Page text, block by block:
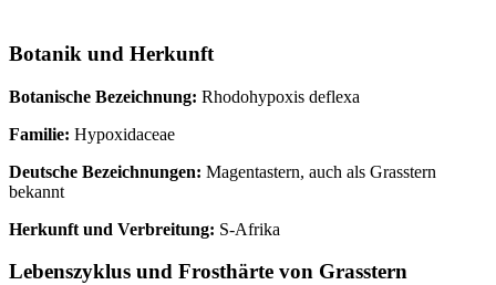
Botanik und Herkunft
Botanische Bezeichnung: Rhodohypoxis deflexa
Familie: Hypoxidaceae
Deutsche Bezeichnungen: Magentastern, auch als Grasstern
bekannt
Herkunft und Verbreitung: S-Afrika
Lebenszyklus und Frosthärte von Grasstern